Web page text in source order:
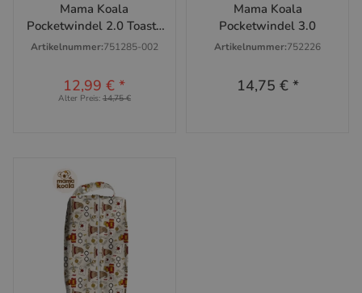
Mama Koala
Pocketwindel 2.0 Toasty
(AWJ)
Artikelnummer:751285-002
12,99 €*
Alter Preis: 14,75 €
Mama Koala
Pocketwindel 3.0
Artikelnummer:752226
14,75 € *